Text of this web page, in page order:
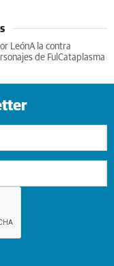
LeónA la contra
de Ful Cataplasma